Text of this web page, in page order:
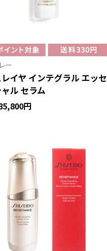
ー
イヤ インテグラル エッセ
ル セラム
円